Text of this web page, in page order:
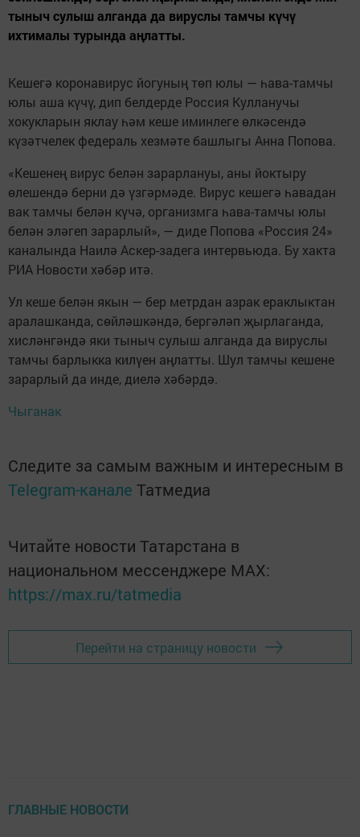
тыныч сулыш алганда да вируслы тамчы күчү
ихтималы турында аңлатты.
Кешегә коронавирус йогуның төп юлы — һава-тамчы
юлы аша күчү, дип белдерде Россия Кулланучы
хокукларын яклау һәм кеше иминлеге өлкәсендә
күзәтчелек федераль хезмәте башлыгы Анна Попова.
«Кешенең вирус белән зарарлануы, аны йоктыру
өлешендә берни дә үзгәрмәде. Вирус кешегә һавадан
вак тамчы белән күчә, организмга һава-тамчы юлы
белән эләгеп зарарлый», — диде Попова «Россия 24»
каналында Наилә Аскер-задега интервьюда. Бу хакта
РИА Новости хәбәр итә.
Ул кеше белән якын — бер метрдан азрак ераклыктан
аралашканда, сөйләшкәндә, бергәләп җырлаганда,
хисләнгәндә яки тыныч сулыш алганда да вируслы
тамчы барлыкка килүен аңлатты. Шул тамчы кешене
зарарлый да инде, диелә хәбәрдә.
Чыганак
Следите за самым важным и интересным в
Telegram-канале Татмедиа
Читайте новости Татарстана в
национальном мессенджере MАХ:
https://max.ru/tatmedia
Перейти на страницу новости
ГЛАВНЫЕ НОВОСТИ